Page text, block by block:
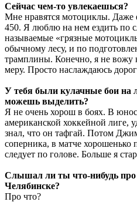
Сейчас чем-то увлекаешься?
Мне нравятся мотоциклы.
450. Я люблю на нем ездить по
называемые «грязные
обычному лесу, и по
трамплины. Конечно, я не вожу
меру. Просто наслаждаюсь
У тебя были кулачные бои на
можешь выделить?
Я не очень хорош в боях. В
американской хоккейной лиге,
знал, что он тафгай. Потом
соперника, в матче хорошенько
следует по голове. Больше я
Слышал ли ты что-нибудь про
Челябинске?
Про что?